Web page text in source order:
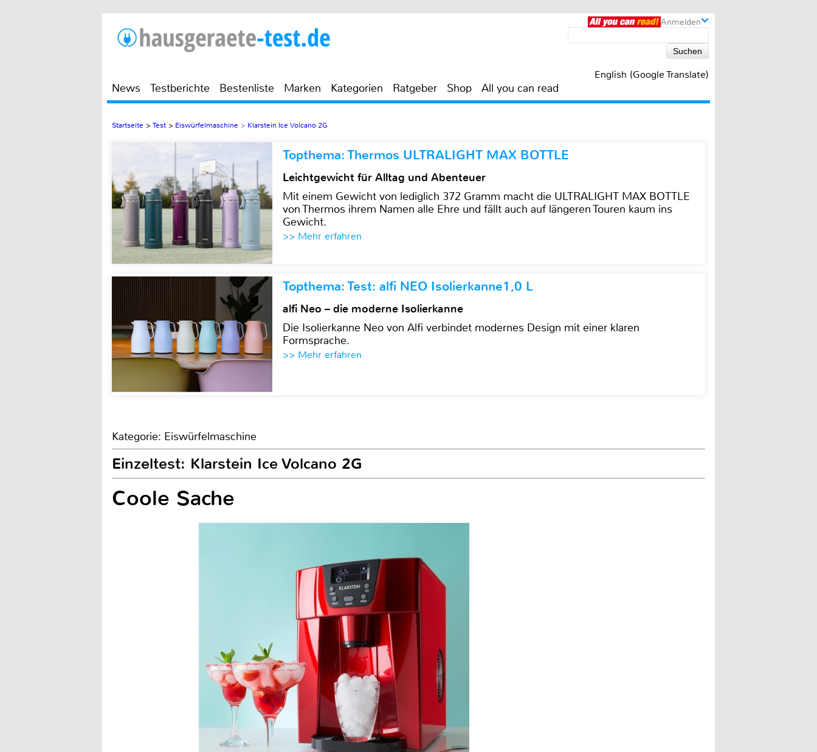
Anmelden
English (Google Translate)
News Testberichte Bestenliste Marken Kategorien Ratgeber Shop All you can read
Startseite > Test > Eiswürfelmaschine > Klarstein Ice Volcano 2G
Topthema: Thermos ULTRALIGHT MAX BOTTLE
Leichtgewicht für Alltag und Abenteuer
Mit einem Gewicht von lediglich 372 Gramm macht die ULTRALIGHT MAX BOTTLE
von Thermos ihrem Namen alle Ehre und fällt auch auf längeren Touren kaum ins
Gewicht.
>> Mehr erfahren
Topthema: Test: alfi NEO Isolierkanne1,0 L
alfi Neo – die moderne Isolierkanne
Die Isolierkanne Neo von Alfi verbindet modernes Design mit einer klaren
Formsprache.
>> Mehr erfahren
Kategorie: Eiswürfelmaschine
Einzeltest: Klarstein Ice Volcano 2G
Coole Sache